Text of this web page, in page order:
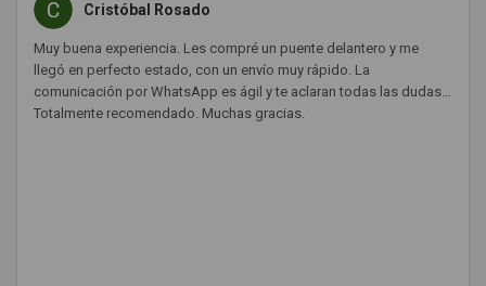
Cristóbal Rosado
Muy buena experiencia. Les compré un puente delantero y me
llegó en perfecto estado, con un envío muy rápido. La
comunicación por WhatsApp es ágil y te aclaran todas las dudas.
Totalmente recomendado. Muchas gracias.